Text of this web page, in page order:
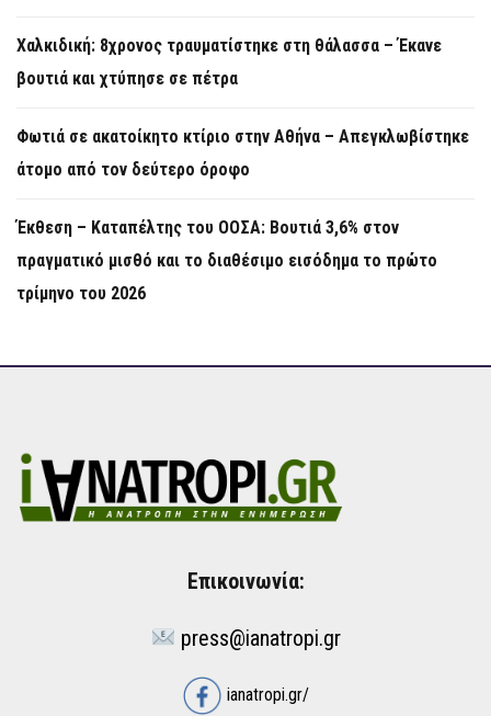
Χαλκιδική: 8χρονος τραυματίστηκε στη θάλασσα – Έκανε
βουτιά και χτύπησε σε πέτρα
Φωτιά σε ακατοίκητο κτίριο στην Αθήνα – Απεγκλωβίστηκε
άτομο από τον δεύτερο όροφο
Έκθεση – Καταπέλτης του ΟΟΣΑ: Βουτιά 3,6% στον
πραγματικό μισθό και το διαθέσιμο εισόδημα το πρώτο
τρίμηνο του 2026
Επικοινωνία:
press@ianatropi.gr
ianatropi.gr/